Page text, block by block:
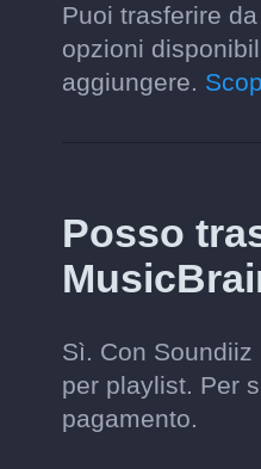
Puoi trasferire
opzioni
aggiungere.
Posso
Sì. Con
per playlist. Per
pagamento.